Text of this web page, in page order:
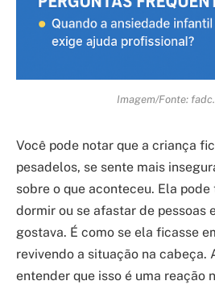
Imagem/Fonte:
Você pode notar que a criança
pesadelos, se sente mais
sobre o que aconteceu. Ela
dormir ou se afastar de pessoas
gostava. É como se ela ficasse
revivendo a situação na cabeça.
entender que isso é uma reação